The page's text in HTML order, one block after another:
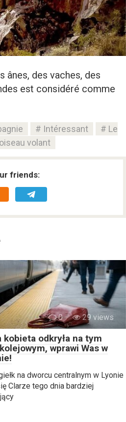
ânes, des vaches, des
est considéré comme
Intéressant
Le
oiseau volant
friends:
0 29 views
kobieta odkryła na tym
wprawi Was w
na dworcu centralnym w Lyonie
Clarze tego dnia bardziej